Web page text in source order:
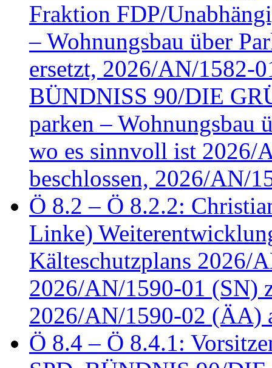
Fraktion FDP/
– Wohnungsbau über
ersetzt, 2026/AN/1582-
BÜNDNISS 90/DIE
parken – Wohnungsbau
wo es sinnvoll ist 2026/
beschlossen, 2026/AN/
Ö 8.2 – Ö 8.2.2:
Linke)
Kälteschutzplans 2026/
2026/AN/1590-01 (SN)
2026/AN/1590-02 (ÄA)
Ö 8.4 – Ö 8.4.1: